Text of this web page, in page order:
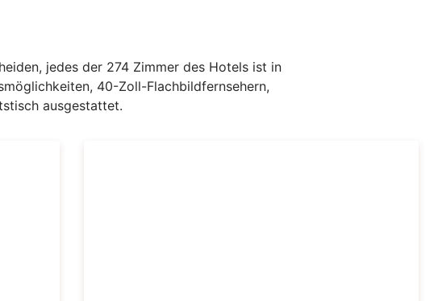
jedes der 274 Zimmer des Hotels ist in
40-Zoll-Flachbildfernsehern,
ausgestattet.